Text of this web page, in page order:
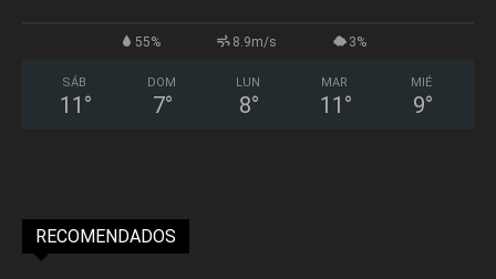
55% 8.9m/s 3%
SÁB
11 °
DOM
7°
LUN
8°
MAR
11 °
MIÉ
9°
RECOMENDADOS